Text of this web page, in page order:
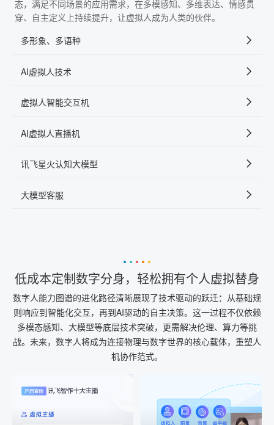
态，满足不同场景的应用需求，在多模感知、多维表达、情感贯
穿、自主定义上持续提升，让虚拟人成为人类的伙伴。
多形象、多语种
AI虚拟人技术
虚拟人智能交互机
AI虚拟人直播机
讯飞星火认知大模型
大模型客服
低成本定制数字分身，轻松拥有个人虚拟替身
数字人能力图谱的进化路径清晰展现了技术驱动的跃迁：从基础规
则响应到智能化交互，再到AI驱动的自主决策。这一过程不仅依赖
多模态感知、大模型等底层技术突破，更需解决伦理、算力等挑
战。未来，数字人将成为连接物理与数字世界的核心载体，重塑人
机协作范式。
AI配音
AI+音频